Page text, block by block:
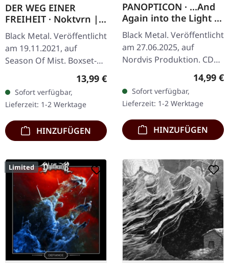
DER WEG EINER
FREIHEIT · Noktvrn |
CD+DVD DIGIBOX
Black Metal. Veröffentlicht
am 19.11.2021, auf
Season Of Mist. Boxset-
Version mit CD und DVD
('Live at European Metal
Festival Alliance 2020')
im…
Regulärer Preis:
13,99 €
Sofort verfügbar,
Lieferzeit: 1-2 Werktage
HINZUFÜGEN
PANOPTICON · ...And
Again into the Light |
DIGIPAK CD
Black Metal. Veröffentlicht
am 27.06.2025, auf
Nordvis Produktion. CD
im Gatefold-Cover mit 12-
seitigem Booklet. Mann,
was für eine Reise das…
14,99 €
Sofort verfügbar,
Lieferzeit: 1-2 Werktage
HINZUFÜGEN
Limited